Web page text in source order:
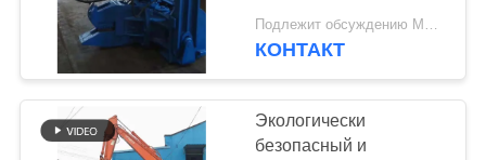
гидравлический
драйвер -
накопителями и
высокая мощность
КОНТАКТ
Экологически
безопасный и